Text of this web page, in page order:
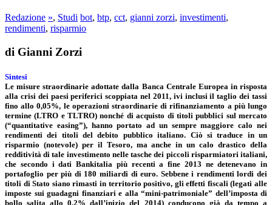
Redazione », Studi bot, btp, cct, gianni zorzi, investimenti,
rendimenti, risparmio
di Gianni Zorzi
Sintesi
Le misure straordinarie adottate dalla Banca Centrale Europea in risposta
alla crisi dei paesi periferici scoppiata nel 2011, ivi inclusi il taglio dei tassi
fino allo 0,05%, le operazioni straordinarie di rifinanziamento a più lungo
termine (LTRO e TLTRO) nonché di acquisto di titoli pubblici sul mercato
(“quantitative easing”), hanno portato ad un sempre maggiore calo nei
rendimenti dei titoli del debito pubblico italiano. Ciò si traduce in un
risparmio (notevole) per il Tesoro, ma anche in un calo drastico della
redditività di tale investimento nelle tasche dei piccoli risparmiatori italiani,
che secondo i dati Bankitalia più recenti a fine 2013 ne detenevano in
portafoglio per più di 180 miliardi di euro. Sebbene i rendimenti lordi dei
titoli di Stato siano rimasti in territorio positivo, gli effetti fiscali (legati alle
imposte sui guadagni finanziari e alla “mini-patrimoniale” dell’imposta di
bollo salita allo 0,2% dall’inizio del 2014) conducono già da tempo a